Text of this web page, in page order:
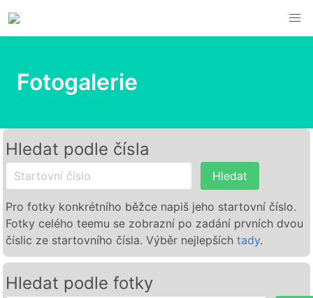
Fotogalerie
Hledat podle čísla
Hledat
Pro fotky konkrétního běžce napiš jeho startovní číslo.
Fotky celého teemu se zobrazní po zadání prvních dvou
číslic ze startovního čísla. Výběr nejlepších tady.
Hledat podle fotky